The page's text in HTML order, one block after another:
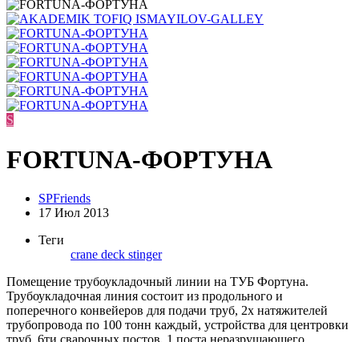
S
FORTUNA-ФОРТУНА
SPFriends
17 Июл 2013
Теги
crane deck stinger
Помещение трубоукладочный линии на ТУБ Фортуна.
Трубоукладочная линия состоит из продольного и
поперечного конвейеров для подачи труб, 2х натяжителей
трубопровода по 100 тонн каждый, устройства для центровки